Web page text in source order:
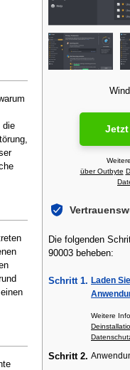
die
über Outbyte
Die folgenden
90003 beheben:
Schritt 1. Laden
Weitere
Schritt 2.